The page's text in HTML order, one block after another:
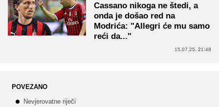
Cassano nikoga ne štedi, a
onda je došao red na
Modrića: "Allegri će mu samo
reći da..."
15.07.25. 21:48
POVEZANO
Nevjerovatne riječi